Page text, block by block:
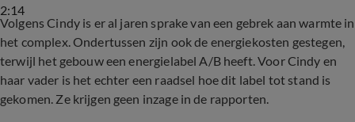
2:14
Volgens Cindy is er al jaren sprake van een gebrek aan warmte in
het complex. Ondertussen zijn ook de energiekosten gestegen,
terwijl het gebouw een energielabel A/B heeft. Voor Cindy en
haar vader is het echter een raadsel hoe dit label tot stand is
gekomen. Ze krijgen geen inzage in de rapporten.